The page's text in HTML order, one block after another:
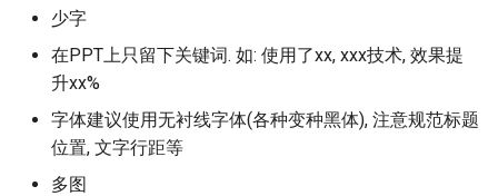
少字
在PPT上只留下关键词. 如: 使用了xx, xxx技术, 效果提
升xx%
字体建议使用无衬线字体(各种变种黑体), 注意规范标题
位置, 文字行距等
多图